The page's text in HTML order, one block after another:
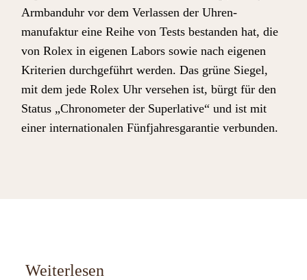
Armbanduhr vor dem Verlassen der Uhren-
manufaktur eine Reihe von Tests bestanden hat, die
von Rolex in eigenen Labors sowie nach eigenen
Kriterien durchgeführt werden. Das grüne Siegel,
mit dem jede Rolex Uhr versehen ist, bürgt für den
Status „Chronometer der Superlative“ und ist mit
einer internationalen Fünfjahresgarantie verbunden.
Weiterlesen